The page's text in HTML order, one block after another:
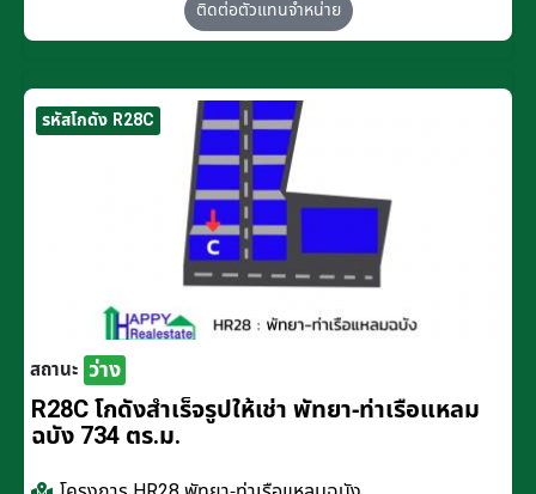
ติดต่อตัวแทนจำหน่าย
รหัสโกดัง R28C
สถานะ ว่าง
R28C โกดังสำเร็จรูปให้เช่า พัทยา-ท่าเรือแหลม
ฉบัง 734 ตร.ม.